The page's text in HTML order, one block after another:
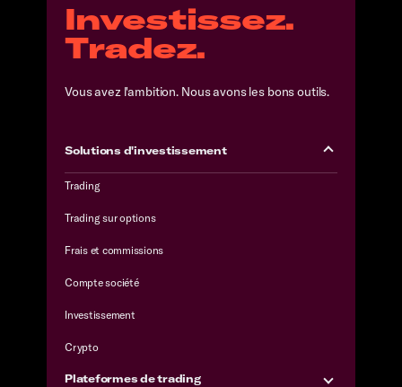
Investissez.
Tradez.
Vous avez l'ambition. Nous avons les bons outils.
Solutions d'investissement
Trading
Trading sur options
Frais et commissions
Compte société
Investissement
Crypto
Plateformes de trading